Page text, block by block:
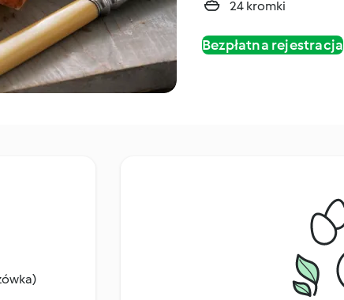
24 kromki
Bezpłatna rejestracja